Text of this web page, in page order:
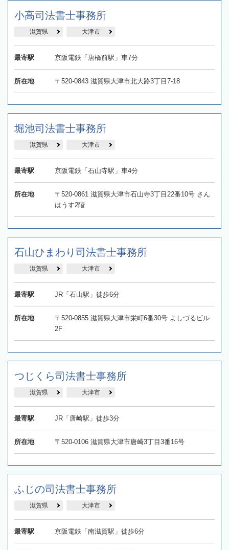
小高司法書士事務所
滋賀県 大津市
最寄駅 京阪電鉄「唐橋前駅」車7分
所在地 〒520-0843 滋賀県大津市北大路3丁目7-18
堀池司法書士事務所
滋賀県 大津市
最寄駅 京阪電鉄「石山寺駅」車4分
所在地
〒520-0861 滋賀県大津市石山寺3丁目22番10号 さん
はうす2階
石山ひまわり司法書士事務所
滋賀県 大津市
最寄駅 JR「石山駅」徒歩6分
所在地
〒520-0855 滋賀県大津市栄町6番30号 よしづるビル
2F
つじくら司法書士事務所
滋賀県 大津市
最寄駅 JR「唐崎駅」徒歩3分
所在地 〒520-0106 滋賀県大津市唐崎3丁目3番16号
ふじの司法書士事務所
滋賀県 大津市
最寄駅 京阪電鉄「南滋賀駅」徒歩6分